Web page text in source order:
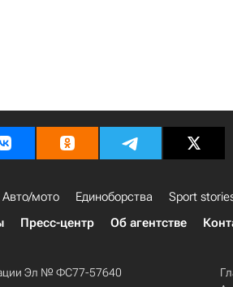
Авто/мото Единоборства Sport
Пресс-центр Об агентстве
Эл № ФС77-57640